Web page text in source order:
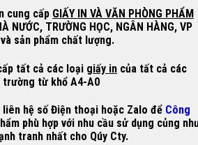
cung cấp GIẤY IN VÀ VĂN PHÒNG PHẨM
NƯỚC, TRƯỜNG HỌC, NGÂN HÀNG, VP
sản phẩm chất lượng.
tất cả các loại giấy in của tất cả các
từ khổ A4-A0
liên hệ số Điện thoại hoặc Zalo để Công
phù hợp với nhu cầu sử dụng củng
tranh nhất cho Qúy Cty.